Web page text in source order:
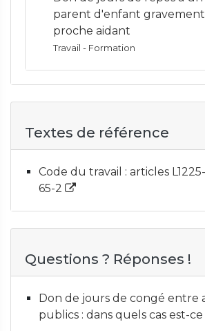
parent d'enfant
proche aidant
Travail - Formation
Textes de référence
Code du travail : articles L1225-
65-2
Questions ? Réponses !
Don de jours de congé entre
publics : dans quels cas est-ce